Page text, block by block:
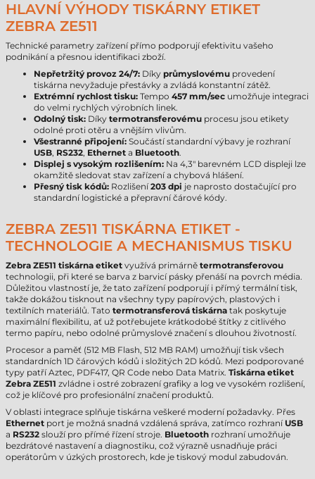
HLAVNÍ VÝHODY TISKÁRNY ETIKET
ZEBRA ZE511
Technické parametry zařízení přímo podporují efektivitu vašeho
podnikání a přesnou identifikaci zboží.
Nepřetržitý provoz 24/7: Díky průmyslovému provedení
tiskárna nevyžaduje přestávky a zvládá konstantní zátěž.
Extrémní rychlost tisku: Tempo 457 mm/sec umožňuje integraci
do velmi rychlých výrobních linek.
Odolný tisk: Díky termotransferovému procesu jsou etikety
odolné proti otěru a vnějším vlivům.
Všestranné připojení: Součástí standardní výbavy je rozhraní
USB, RS232, Ethernet a Bluetooth.
Displej s vysokým rozlišením: Na 4,3" barevném LCD displeji lze
okamžitě sledovat stav zařízení a chybová hlášení.
Přesný tisk kódů: Rozlišení203 dpi je naprosto dostačující pro
standardní logistické a přepravní čárové kódy.
ZEBRA ZE511 TISKÁRNA ETIKET -
TECHNOLOGIE A MECHANISMUS TISKU
Zebra ZE511 tiskárna etiket využívá primárně termotransferovou
technologii, při které se barva z barvicí pásky přenáší na povrch média.
Důležitou vlastností je, že tato zařízení podporují i přímý termální tisk,
takže dokážou tisknout na všechny typy papírových, plastových i
textilních materiálů. Tato termotransferová tiskárna tak poskytuje
maximální flexibilitu, ať už potřebujete krátkodobé štítky z citlivého
termo papíru, nebo odolné průmyslové značení s dlouhou životností.
Procesor a paměť (512 MB Flash, 512 MB RAM) umožňují tisk všech
standardních 1D čárových kódů i složitých 2D kódů. Mezi podporované
typy patří Aztec, PDF417, QR Code nebo Data Matrix. Tiskárna etiket
Zebra ZE511 zvládne i ostré zobrazení grafiky a log ve vysokém rozlišení,
což je klíčové pro profesionální značení produktů.
V oblasti integrace splňuje tiskárna veškeré moderní požadavky. Přes
Ethernet port je možná snadná vzdálená správa, zatímco rozhraní USB
a RS232 slouží pro přímé řízení stroje. Bluetooth rozhraní umožňuje
bezdrátové nastavení a diagnostiku, což výrazně usnadňuje práci
operátorům v úzkých prostorech, kde je tiskový modul zabudován.